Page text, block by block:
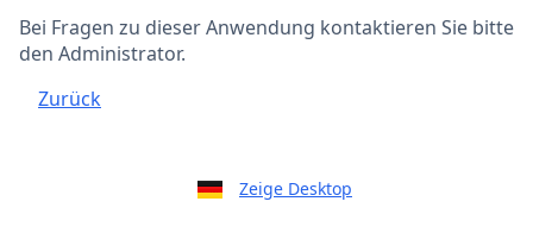
Bei Fragen zu dieser Anwendung kontaktieren Sie bitte
den Administrator.
Zurück
Zeige Desktop